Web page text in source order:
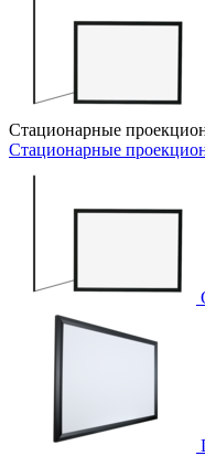
Стационарные
Стационарные